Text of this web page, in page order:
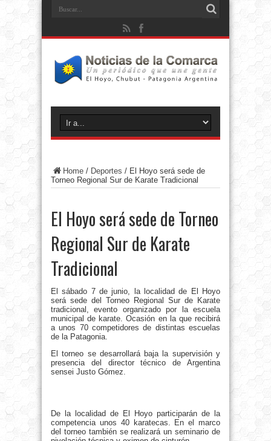
Home / Deportes / El Hoyo será sede de
Torneo Regional Sur de Karate Tradicional
El Hoyo será sede de Torneo
Regional Sur de Karate
Tradicional
El sábado 7 de junio, la localidad de El Hoyo
será sede del Torneo Regional Sur de Karate
tradicional, evento organizado por la escuela
municipal de karate. Ocasión en la que recibirá
a unos 70 competidores de distintas escuelas
de la Patagonia.
El torneo se desarrollará baja la supervisión y
presencia del director técnico de Argentina
sensei Justo Gómez.
De la localidad de El Hoyo participarán de la
competencia unos 40 karatecas. En el marco
del torneo también se realizará un seminario de